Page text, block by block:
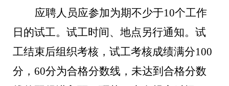
应聘人员应参加为期不少于10个工作
日的试工。试工时间、地点另行通知。试
工结束后组织考核，试工考核成绩满分100
分， 60分为合格分数线，未达到合格分数